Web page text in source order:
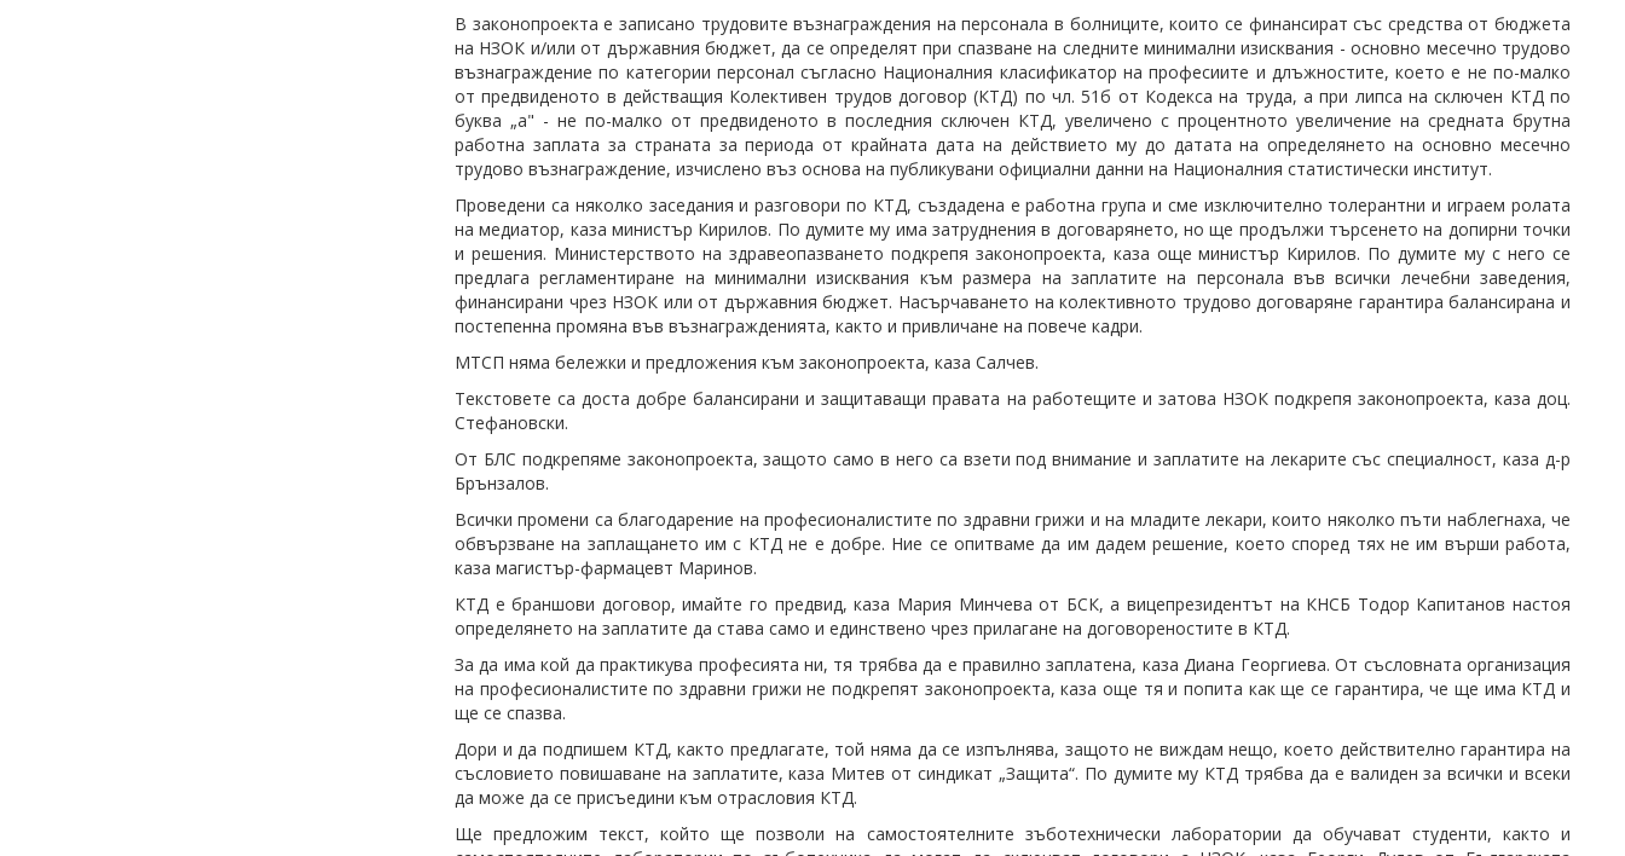
В законопроекта е записано трудовите възнаграждения на персонала в болниците, които се финансират със средства от бюджета
на НЗОК и/или от държавния бюджет, да се определят при спазване на следните минимални изисквания - основно месечно трудово
възнаграждение по категории персонал съгласно Националния класификатор на професиите и длъжностите, което е не по-малко
от предвиденото в действащия Колективен трудов договор (КТД) по чл. 51б от Кодекса на труда, а при липса на сключен КТД по
буква „а" - не по-малко от предвиденото в последния сключен КТД, увеличено с процентното увеличение на средната брутна
работна заплата за страната за периода от крайната дата на действието му до датата на определянето на основно месечно
трудово възнаграждение, изчислено въз основа на публикувани официални данни на Националния статистически институт.
Проведени са няколко заседания и разговори по КТД, създадена е работна група и сме изключително толерантни и играем ролата
на медиатор, каза министър Кирилов. По думите му има затруднения в договарянето, но ще продължи търсенето на допирни точки
и решения. Министерството на здравеопазването подкрепя законопроекта, каза още министър Кирилов. По думите му с него се
предлага регламентиране на минимални изисквания към размера на заплатите на персонала във всички лечебни заведения,
финансирани чрез НЗОК или от държавния бюджет. Насърчаването на колективното трудово договаряне гарантира балансирана и
постепенна промяна във възнагражденията, както и привличане на повече кадри.
МТСП няма бележки и предложения към законопроекта, каза Салчев.
Текстовете са доста добре балансирани и защитаващи правата на работещите и затова НЗОК подкрепя законопроекта, каза доц.
Стефановски.
От БЛС подкрепяме законопроекта, защото само в него са взети под внимание и заплатите на лекарите със специалност, каза д-р
Брънзалов.
Всички промени са благодарение на професионалистите по здравни грижи и на младите лекари, които няколко пъти наблегнаха, че
обвързване на заплащането им с КТД не е добре. Ние се опитваме да им дадем решение, което според тях не им върши работа,
каза магистър-фармацевт Маринов.
КТД е браншови договор, имайте го предвид, каза Мария Минчева от БСК, а вицепрезидентът на КНСБ Тодор Капитанов настоя
определянето на заплатите да става само и единствено чрез прилагане на договореностите в КТД.
За да има кой да практикува професията ни, тя трябва да е правилно заплатена, каза Диана Георгиева. От съсловната организация
на професионалистите по здравни грижи не подкрепят законопроекта, каза още тя и попита как ще се гарантира, че ще има КТД и
ще се спазва.
Дори и да подпишем КТД, както предлагате, той няма да се изпълнява, защото не виждам нещо, което действително гарантира на
съсловието повишаване на заплатите, каза Митев от синдикат „Защита“. По думите му КТД трябва да е валиден за всички и всеки
да може да се присъедини към отрасловия КТД.
Ще предложим текст, който ще позволи на самостоятелните зъботехнически лаборатории да обучават студенти, както и